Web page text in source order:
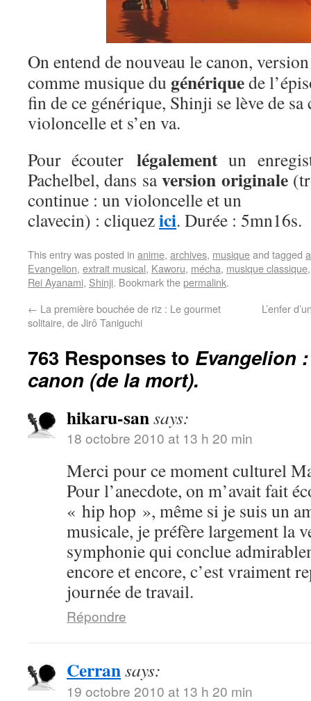
On entend de nouveau le canon,
comme musique du génériquede
fin de ce générique, Shinji se lève de sa
violoncelle et s’en va.
Pour écouter légalementun
Pachelbel, dans saversion originale
continue : un violoncelle et un
clavecin) : cliquezici. Durée : 5mn16s.
This entry was posted in anime, archives, musiqueand tagged
Evangelion, extrait musical, Kaworu, mécha, musique classique
Rei Ayanami, Shinji. Bookmark thepermalink.
← La première bouchée de riz : Le gourmet
solitaire, de Jirô Taniguchi
L’enfer
763 Responses to Evangelion
canon (de la mort).
hikaru-sansays:
18 octobre 2010 at 13 h 20 min
Merci pour ce moment culturel
Pour l’anecdote, on m’avait fait
« hip hop », même si je suis un
musicale, je préfère largement la
symphonie qui conclue
encore et encore, c’est vraiment
journée de travail.
Répondre
Cerransays:
19 octobre 2010 at 13 h 20 min